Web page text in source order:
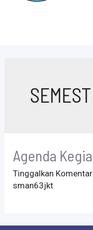
Agenda
Tinggalkan Komentar
sman63jkt